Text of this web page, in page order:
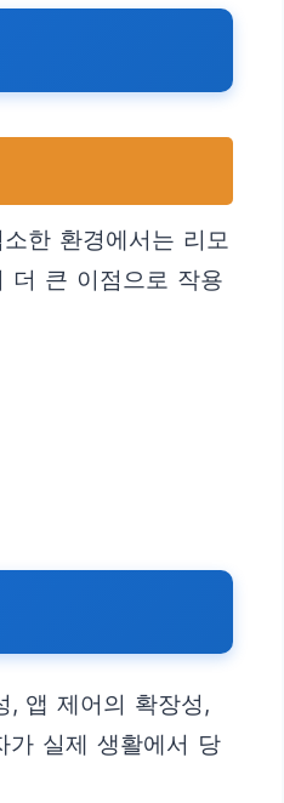
한 환경에서는 리모
더 큰 이점으로 작용
, 앱 제어의 확장성,
가 실제 생활에서 당